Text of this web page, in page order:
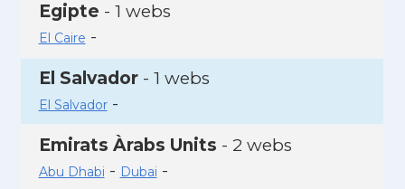
Egipte - 1 webs
El Caire -
El Salvador- 1 webs
El Salvador-
Emirats Àrabs Units - 2 webs
Abu Dhabi - Dubai -